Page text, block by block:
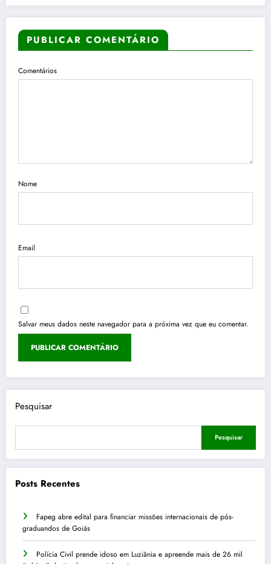
PUBLICAR COMENTÁRIO
Comentários
Nome
Email
Salvar meus dados neste navegador para a próxima vez que eu comentar.
Pesquisar
Pesquisar
Posts Recentes
Fapeg abre edital para financiar missões internacionais de pós-
graduandos de Goiás
Polícia Civil prende idoso em Luziânia e apreende mais de 26 mil